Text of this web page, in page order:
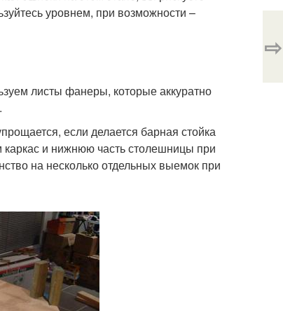
уровнем, при возможности –
листы фанеры, которые аккуратно
если делается барная стойка
и нижнюю часть столешницы при
на несколько отдельных выемок при
⇨